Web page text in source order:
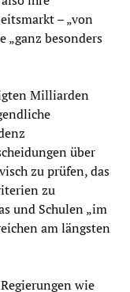
– „von
„ganz besonders
Milliarden
über
zu prüfen, das
zu
und Schulen „im
am längsten
wie